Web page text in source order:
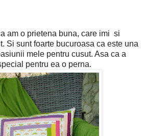
am o prietena buna, care imi si
Si sunt foarte bucuroasa ca este una
mele pentru cusut. Asa ca a
pentru ea o perna.